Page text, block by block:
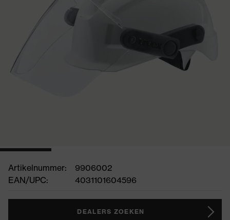
Artikelnummer:
9906002
EAN/UPC:
4031101604596
DEALERS ZOEKEN